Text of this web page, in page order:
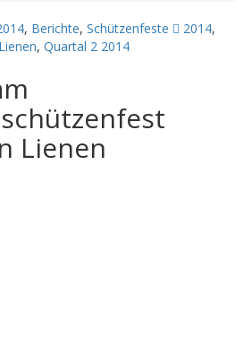
, Berichte, Schützenfeste 2014,
Lienen, Quartal 2 2014
Lienen